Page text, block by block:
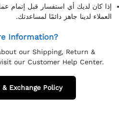
إذا كان لديك أي استفسار قبل إتمام
العملاء لدينا جاهز دائمًا لمساعدتك.
Information?
our Shipping, Return &
our Customer Help Center.
Exchange Policy